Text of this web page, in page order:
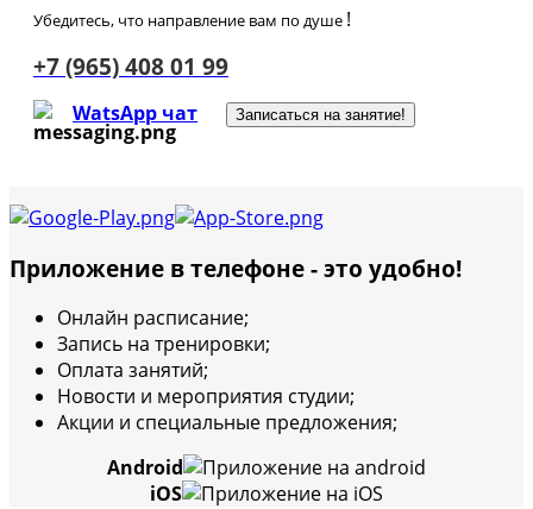
Убедитесь, что направление вам по душе !
+7 (965) 408 01 99
WatsApp чат Записаться на занятие!
Приложение в телефоне - это удобно!
Онлайн расписание;
Запись на тренировки;
Оплата занятий;
Новости и мероприятия студии;
Акции и специальные предложения;
Android
iOS